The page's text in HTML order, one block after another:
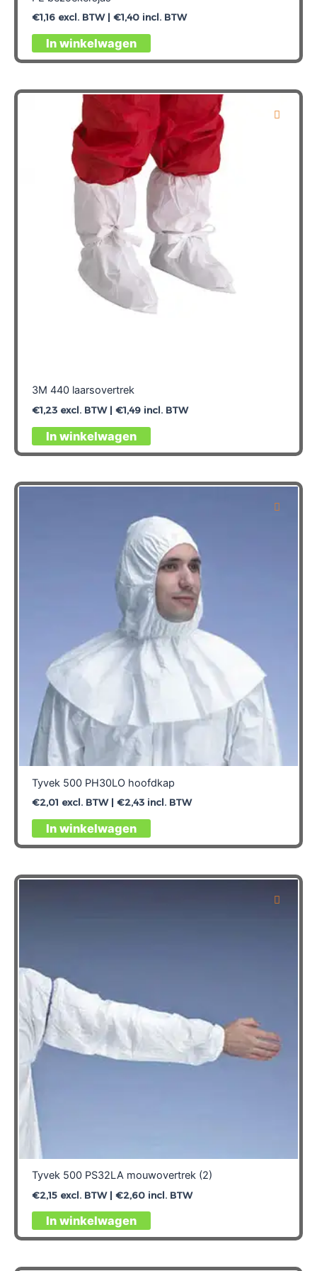
€1,16excl. BTW | €1,40incl. BTW
In winkelwagen
3M 440 laarsovertrek
€1,23excl. BTW | €1,49incl. BTW
In winkelwagen
Dit
product
meerdere
Deze
kan
gekozen
worden
op
de
productpagina
Tyvek 500 PH30LO hoofdkap
€2,01 excl. BTW | €2,43incl. BTW
In winkelwagen
Dit
product
meerdere
de
productpagina
Tyvek 500 PS32LA mouwovertrek (2)
€2,15excl. BTW | €2,60incl. BTW
In winkelwagen
Dit
product
meerdere